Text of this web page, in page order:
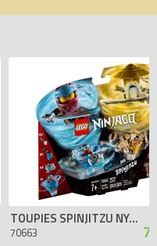
TOUPIES SPINJITZU NYA & WU
70663